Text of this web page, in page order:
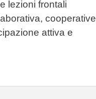
lezioni frontali
cooperative
attiva e